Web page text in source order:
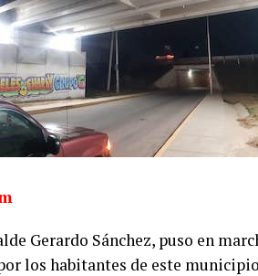
Gerardo Sánchez, puso en
los habitantes de este